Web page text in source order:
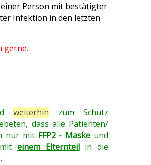
einer Person mit bestätigter
Infektion in den letzten
gerne.
weiterhin zum Schutz
dass alle Patienten/
nur mit FFP2 - Maske und
einem Elternteilindie